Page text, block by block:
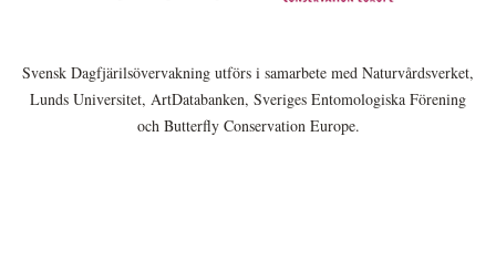
Svensk Dagfjärilsövervakning utförs i samarbete med Naturvårdsverket,
Lunds Universitet, ArtDatabanken, Sveriges Entomologiska Förening
och Butterfly Conservation Europe.